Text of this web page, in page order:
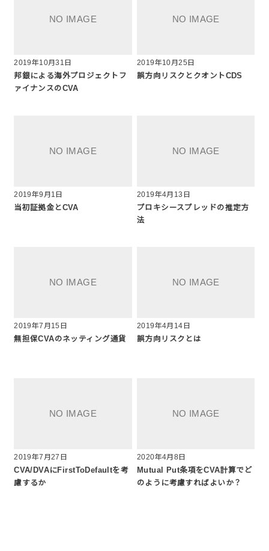
2019年10月31日
邦銀による海外プロジェクトフ
ァイナンスのCVA
2019年10月25日
誤方向リスクとクオントCDS
2019年9月1日
当初証拠金とCVA
2019年4月13日
プロキシースプレッドの推定方
法
2019年7月15日
無担保CVAのネッティング通貨
2019年4月14日
誤方向リスクとは
2019年7月27日
CVA/DVAにFirstToDefaultを考
慮するか
2020年4月8日
Mutual Put条項をCVA計算でど
のように考慮すればよいか？